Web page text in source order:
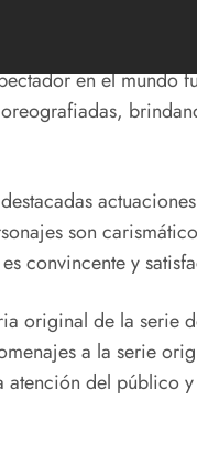
dirección
de los
en el mundo
son
convincente y
original de la serie
a la serie
atención del público